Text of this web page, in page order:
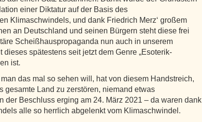
einer Diktatur auf der Basis des
Klimaschwindels, und dank Friedrich Merz‘ großem
an Deutschland und seinen Bürgern steht diese frei
Scheißhauspropaganda nun auch in unserem
dieses spätestens seit jetzt dem Genre „Esoterik-
ist.
man das mal so sehen will, hat von diesem Handstreich,
gesamte Land zu zerstören, niemand etwas
der Beschluss erging am 24. März 2021 – da waren dank
alle so herrlich abgelenkt vom Klimaschwindel.